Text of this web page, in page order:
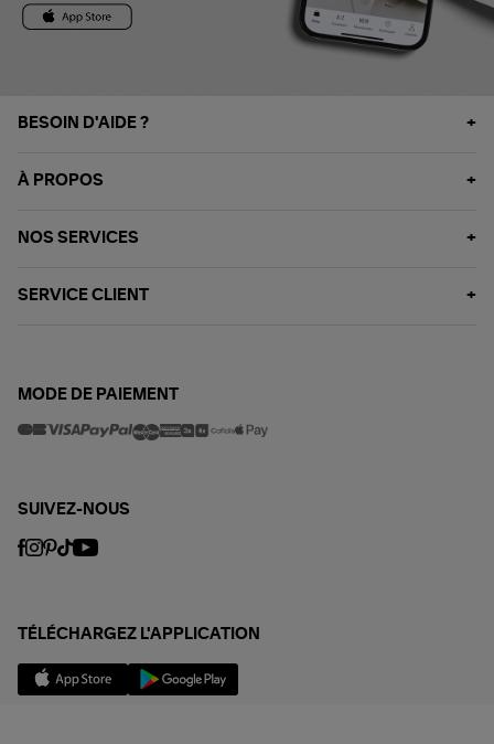
BESOIN D'AIDE ?
À PROPOS
NOS SERVICES
SERVICE CLIENT
MODE DE PAIEMENT
SUIVEZ-NOUS
TÉLÉCHARGEZ L'APPLICATION